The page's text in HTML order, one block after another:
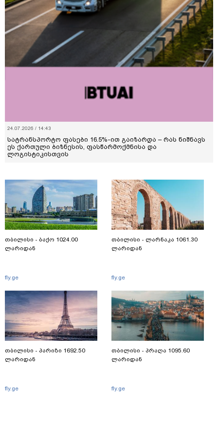
24.07.2026 / 14:43
სატრანსპორტო ფასები 16.5%-ით გაიზარდა – რას ნიშნავს
ეს ქართული ბიზნესის, ფასწარმოქმნისა და
ლოგისტიკისთვის
თბილისი - ბაქო 1024.00
ლარიდან
fly.ge
თბილისი - პარიზი 1692.50
ლარიდან
fly.ge
თბილისი - ლარნაკა 1061.30
ლარიდან
fly.ge
თბილისი - პრაღა 1095.60
ლარიდან
fly.ge